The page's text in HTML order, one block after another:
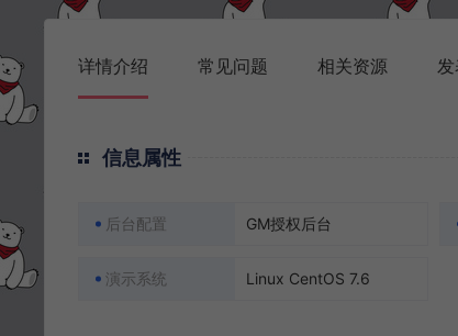
详情介绍 常见问题 相关资源
信息属性
后台配置 GM授权后台
演示系统 Linux CentOS 7.6